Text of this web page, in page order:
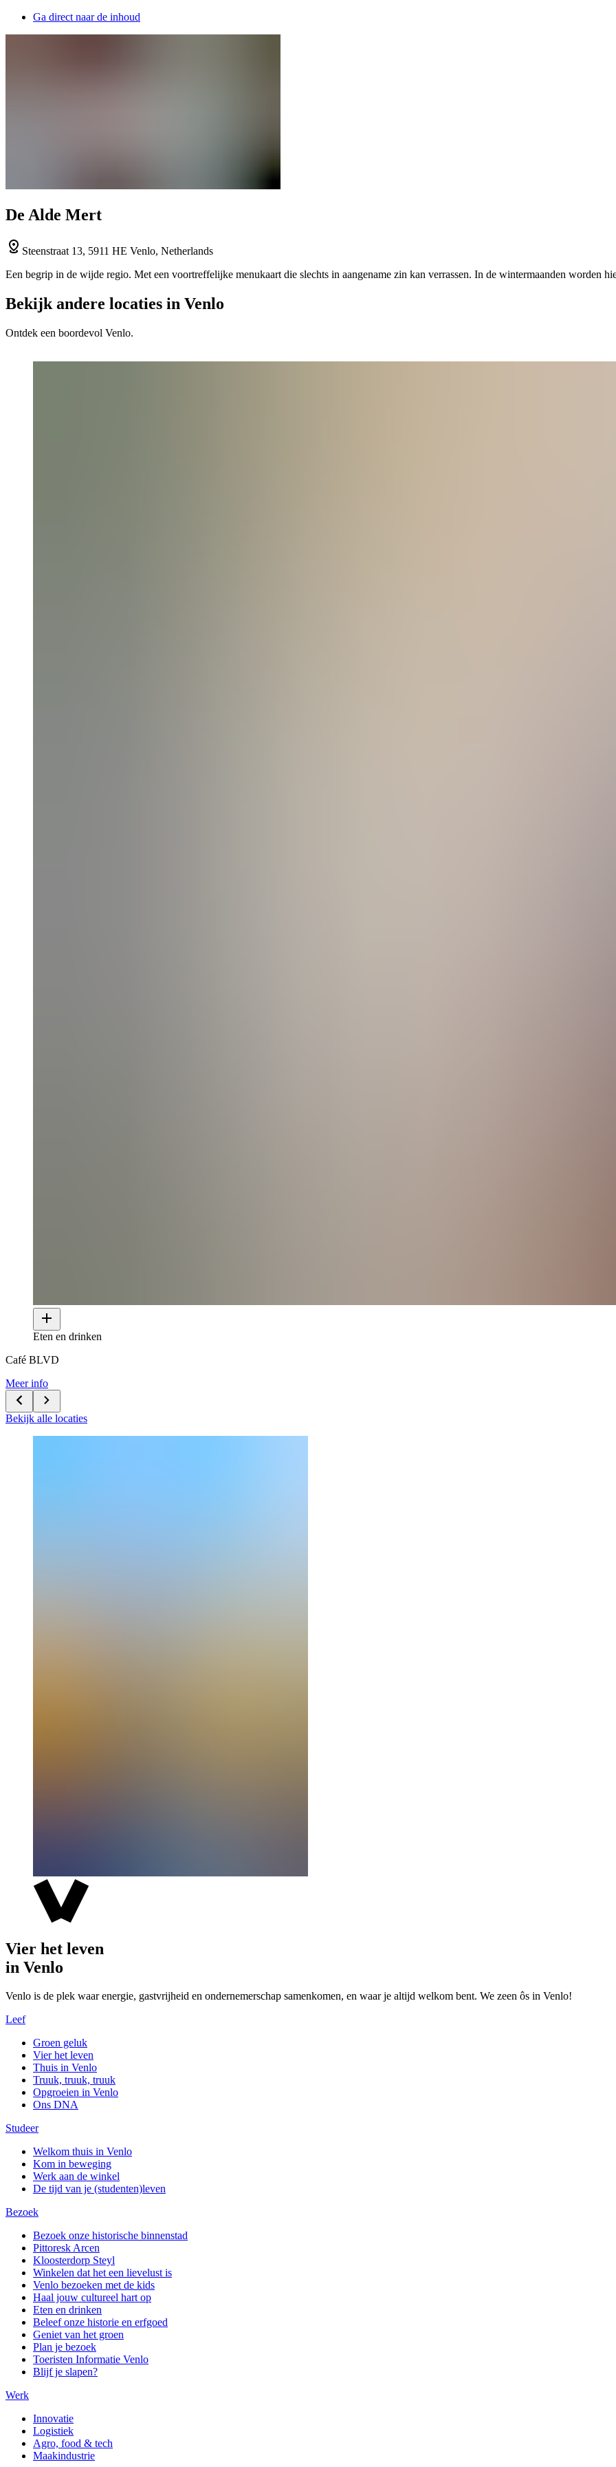
Ga direct naar de inhoud
De Alde Mert
Steenstraat 13, 5911 HE Venlo, Netherlands
Een begrip in de wijde regio. Met een voortreffelijke menukaart die slechts in aangename zin kan verrassen. In de wintermaanden worden
Bekijk andere locaties in Venlo
Ontdek een boordevol Venlo.
Eten en drinken
Café BLVD
Meer info
Bekijk alle locaties
Vier het leven
in Venlo
Venlo is de plek waar energie, gastvrijheid en ondernemerschap samenkomen, en waar je altijd welkom bent. We zeen ôs in Venlo!
Leef
Groen geluk
Vier het leven
Thuis in Venlo
Truuk, truuk, truuk
Opgroeien in Venlo
Ons DNA
Studeer
Welkom thuis in Venlo
Kom in beweging
Werk aan de winkel
De tijd van je (studenten)leven
Bezoek
Bezoek onze historische binnenstad
Pittoresk Arcen
Kloosterdorp Steyl
Winkelen dat het een lievelust is
Venlo bezoeken met de kids
Haal jouw cultureel hart op
Eten en drinken
Beleef onze historie en erfgoed
Geniet van het groen
Plan je bezoek
Toeristen Informatie Venlo
Blijf je slapen?
Werk
Innovatie
Logistiek
Agro, food & tech
Maakindustrie